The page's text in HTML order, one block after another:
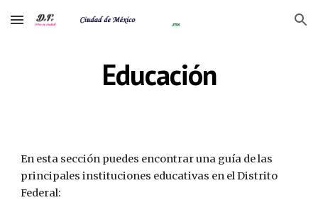
Skip to main content Skip to navigation
Educación
En esta sección puedes encontrar una guía de las
principales instituciones educativas en el Distrito
Federal: